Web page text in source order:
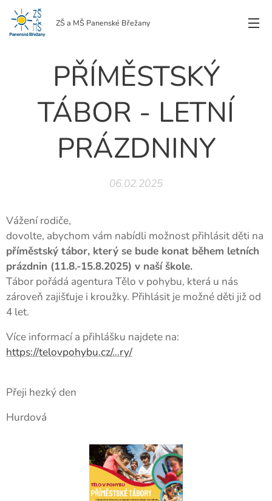
ZŠ a MŠ Panenské Břežany
PŘÍMĚSTSKÝ
TÁBOR - LETNÍ
PRÁZDNINY
06.02.2025
Vážení rodiče,
dovolte, abychom vám nabídli možnost přihlásit děti na
příměstský tábor, který se bude konat během letních
prázdnin (11.8.-15.8.2025) v naší škole.
Tábor pořádá agentura Tělo v pohybu, která u nás
zároveň zajišťuje i kroužky. Přihlásit je možné děti již od
4 let.
Více informací a přihlášku najdete na:
https://telovpohybu.cz/…ry/
Přeji hezký den
Hurdová